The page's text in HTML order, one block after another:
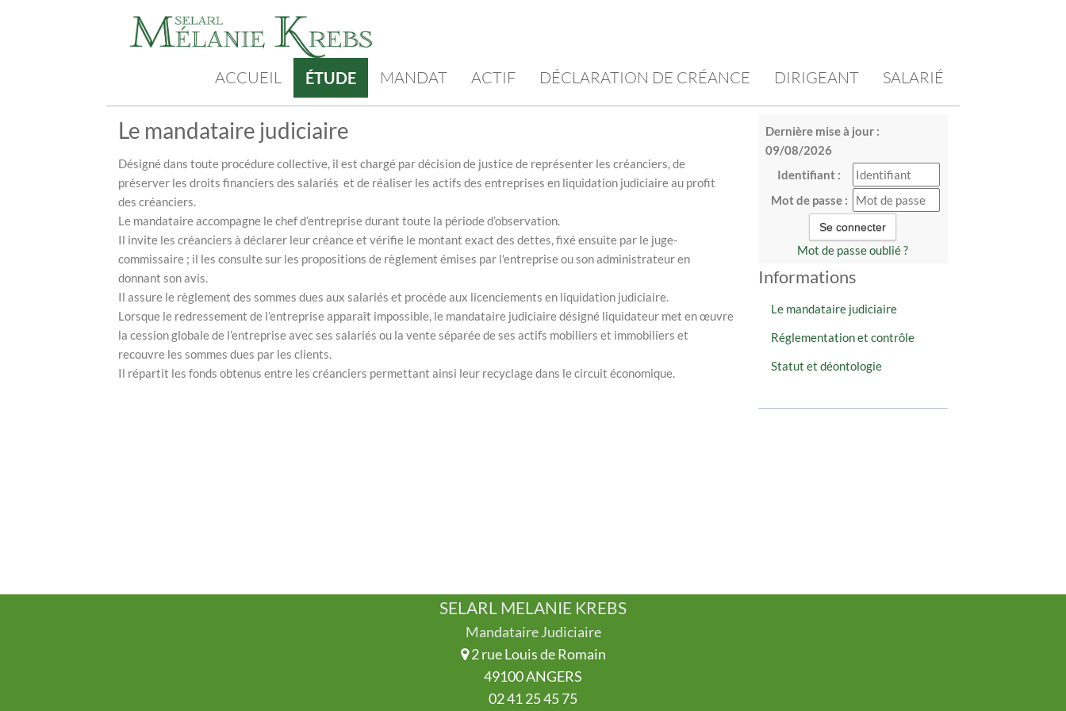
ACCUEIL ÉTUDE MANDAT ACTIF DÉCLARATION DE CRÉANCE DIRIGEANT SALARIÉ
Dernière mise à jour :
09/08/2026
Identifiant :
Mot de passe :
Mot de passe oublié ?
Informations
Le mandataire judiciaire
Réglementation et contrôle
Statut et déontologie
Le mandataire judiciaire
Désigné dans toute procédure collective, il est chargé par décision de justice de représenter les créanciers, de
préserver les droits financiers des salariés et de réaliser les actifs des entreprises en liquidation judiciaire au profit
des créanciers.
Le mandataire accompagne le chef d’entreprise durant toute la période d’observation.
Il invite les créanciers à déclarer leur créance et vérifie le montant exact des dettes, fixé ensuite par le juge-
commissaire ; il les consulte sur les propositions de règlement émises par l'entreprise ou son administrateur en
donnant son avis.
Il assure le règlement des sommes dues aux salariés et procède aux licenciements en liquidation judiciaire.
Lorsque le redressement de l’entreprise apparaît impossible, le mandataire judiciaire désigné liquidateur met en œuvre
la cession globale de l’entreprise avec ses salariés ou la vente séparée de ses actifs mobiliers et immobiliers et
recouvre les sommes dues par les clients.
Il répartit les fonds obtenus entre les créanciers permettant ainsi leur recyclage dans le circuit économique.
SELARL MELANIE KREBS
Mandataire Judiciaire
2 rue Louis de Romain
49100 ANGERS
02 41 25 45 75